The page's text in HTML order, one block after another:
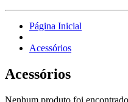
Página Inicial
Acessórios
Acessórios
Nenhum produto foi